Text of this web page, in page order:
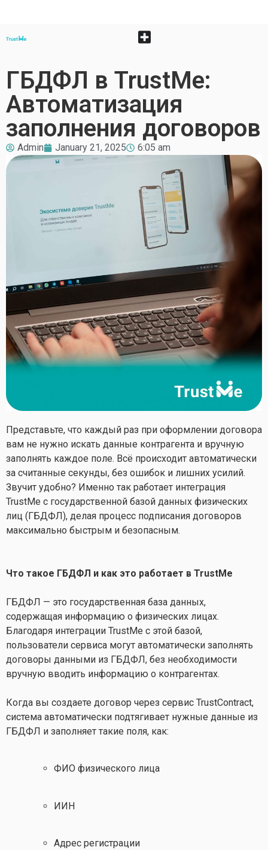
ГБДФЛ в TrustMe:
Автоматизация
заполнения договоров
Admin January 21, 2025 6:05 am
Представьте, что каждый раз при оформлении договора
вам не нужно искать данные контрагента и вручную
заполнять каждое поле. Всё происходит автоматически
за считанные секунды, без ошибок и лишних усилий.
Звучит удобно? Именно так работает интеграция
TrustMe с государственной базой данных физических
лиц (ГБДФЛ), делая процесс подписания договоров
максимально быстрым и безопасным.
Что такое ГБДФЛ и как это работает в TrustMe
ГБДФЛ — это государственная база данных,
содержащая информацию о физических лицах.
Благодаря интеграции TrustMe с этой базой,
пользователи сервиса могут автоматически заполнять
договоры данными из ГБДФЛ, без необходимости
вручную вводить информацию о контрагентах.
Когда вы создаете договор через сервис TrustContract,
система автоматически подтягивает нужные данные из
ГБДФЛ и заполняет такие поля, как:
ФИО физического лица
ИИН
Адрес регистрации